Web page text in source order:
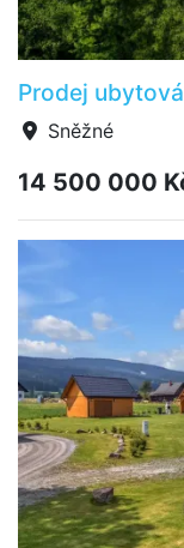
Prodej
Sněžné
14 500 000